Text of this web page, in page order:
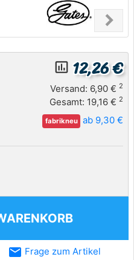
chevron_right
Next
insert_chart_outlined 12,26 €
Versand: 6,90 € 2
Gesamt: 19,16 € 2
fabrikneu ab 9,30 €
email Frage zum Artikel